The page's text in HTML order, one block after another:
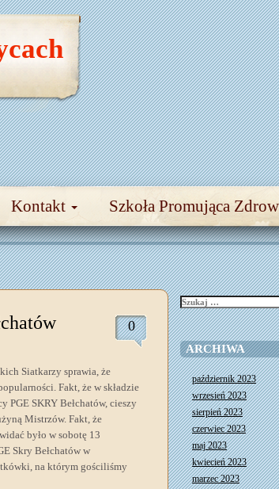
Kontakt Szkoła Promująca
0
Siatkarzy sprawia, że
Fakt, że w składzie
PGE SKRY Bełchatów, cieszy
Mistrzów. Fakt, że
było w sobotę 13
Skry Bełchatów w
na którym gościliśmy
Szukaj:
ARCHIWA
październik 2023
wrzesień 2023
sierpień 2023
czerwiec 2023
maj 2023
kwiecień 2023
marzec 2023